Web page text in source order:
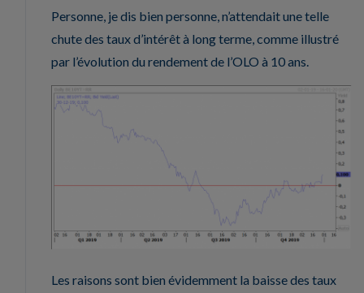
Personne, je dis bien personne, n’attendait une telle
chute des taux d’intérêt à long terme, comme illustré
par l’évolution du rendement de l’OLO à 10 ans.
Les raisons sont bien évidemment la baisse des taux